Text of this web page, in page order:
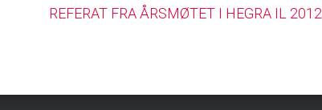
REFERAT FRA ÅRSMØTET I HEGRA IL 2012